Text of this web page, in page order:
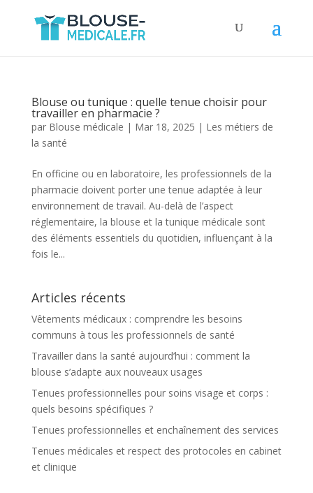
Blouse ou tunique : quelle tenue choisir pour
travailler en pharmacie ?
par Blouse médicale | Mar 18, 2025 | Les métiers de
la santé
En officine ou en laboratoire, les professionnels de la
pharmacie doivent porter une tenue adaptée à leur
environnement de travail. Au-delà de l’aspect
réglementaire, la blouse et la tunique médicale sont
des éléments essentiels du quotidien, influençant à la
fois le...
Articles récents
Vêtements médicaux : comprendre les besoins
communs à tous les professionnels de santé
Travailler dans la santé aujourd’hui : comment la
blouse s’adapte aux nouveaux usages
Tenues professionnelles pour soins visage et corps :
quels besoins spécifiques ?
Tenues professionnelles et enchaînement des services
Tenues médicales et respect des protocoles en cabinet
et clinique